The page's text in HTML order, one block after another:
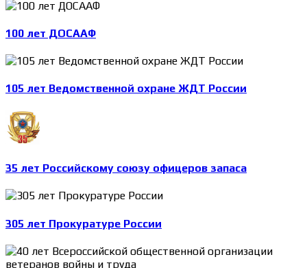
100 лет ДОСААФ
105 лет Ведомственной охране ЖДТ России
35 лет Российскому союзу офицеров запаса
305 лет Прокуратуре России